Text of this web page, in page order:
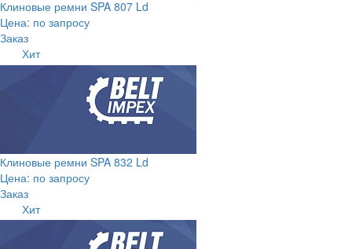
Клиновые ремни SPA 807 Ld
Цена: по запросу
Заказ
Хит
Клиновые ремни SPA 832 Ld
Цена: по запросу
Заказ
Хит